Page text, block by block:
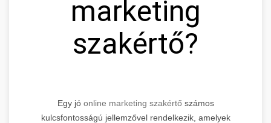
marketing
szakértő?
Egy jó online marketing szakértőszámos
kulcsfontosságú jellemzővel rendelkezik, amelyek